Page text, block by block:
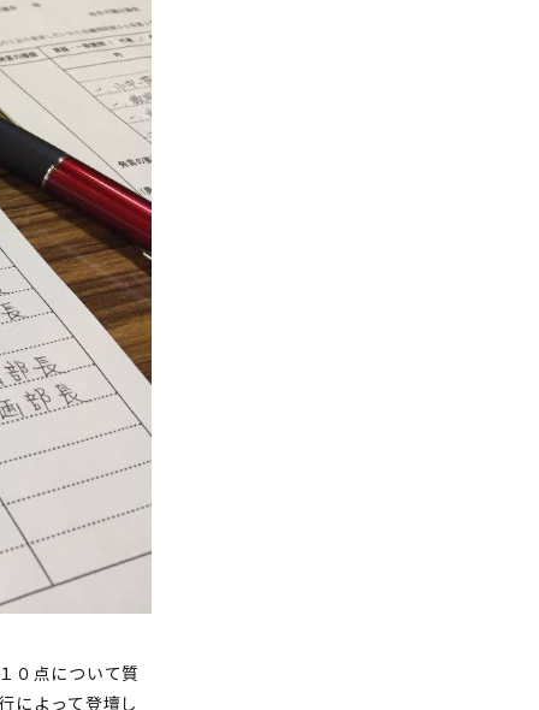
０点について質
によって登壇し